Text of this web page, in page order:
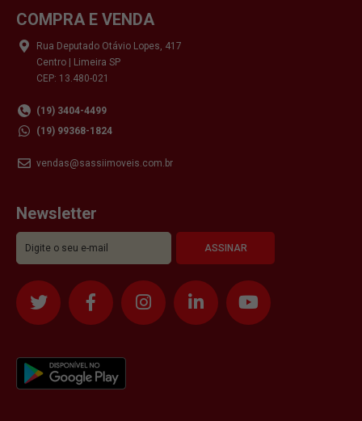
COMPRA E VENDA
Rua Deputado Otávio Lopes, 417
Centro | Limeira SP
CEP: 13.480-021
(19) 3404-4499
(19) 99368-1824
vendas@sassiimoveis.com.br
Newsletter